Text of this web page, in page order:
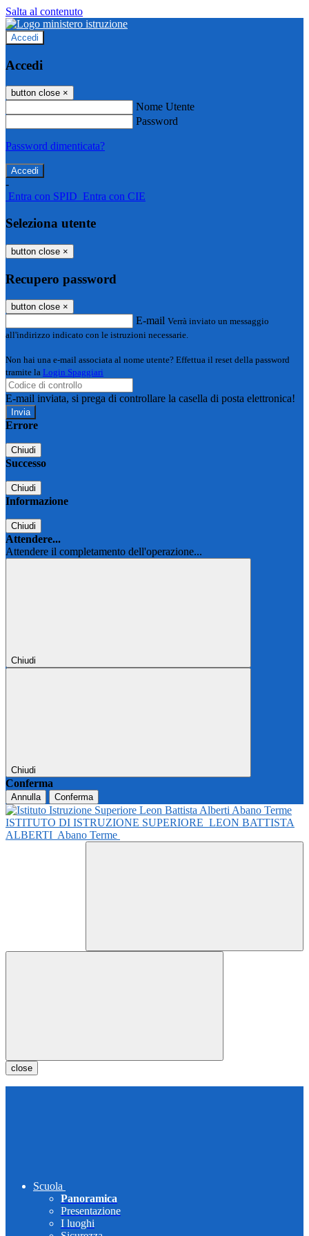
Salta al contenuto
Accedi
Accedi
button close ×
Nome Utente
Password
Password dimenticata?
-
Entra con SPID Entra con CIE
Seleziona utente
button close ×
Recupero password
button close ×
E-mail Verrà inviato un messaggio
all'indirizzo indicato con le istruzioni necessarie.
Non hai una e-mail associata al nome utente? Effettua il reset della password
tramite la Login Spaggiari
E-mail inviata, si prega di controllare la casella di posta elettronica!
Errore
Chiudi
Successo
Chiudi
Informazione
Chiudi
Attendere...
Attendere il completamento dell'operazione...
Chiudi
Chiudi
Conferma
Annulla Conferma
ISTITUTO DI ISTRUZIONE SUPERIORE LEON BATTISTA
ALBERTI Abano Terme
close
Scuola
Panoramica
Presentazione
I luoghi